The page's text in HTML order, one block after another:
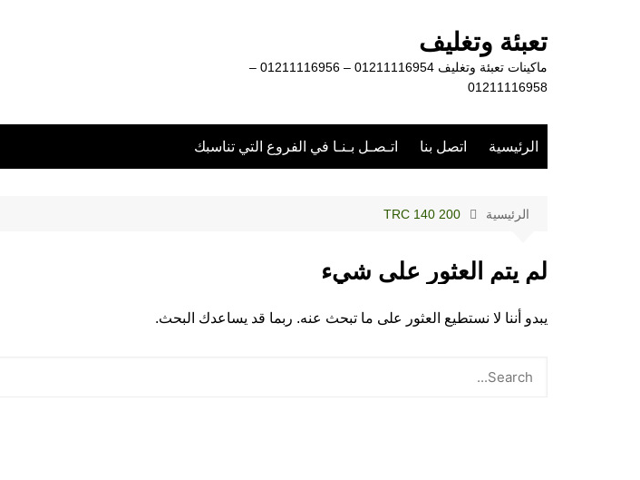
تعبئة وتغليف
ماكينات تعبئة وتغليف 01211116954 – 01211116956 –
01211116958
الرئيسية اتصل بنا اتـصـل بـنـا في الفروع التي تناسبك
الرئيسية TRC 140 200
لم يتم العثور على شيء
يبدو أننا لا نستطيع العثور على ما تبحث عنه. ربما قد يساعدك البحث.